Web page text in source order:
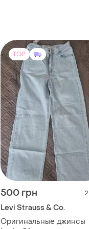
500 грн 2
Levi Strauss & Co.
Оригинальные джинсы
lewis, 26 размер